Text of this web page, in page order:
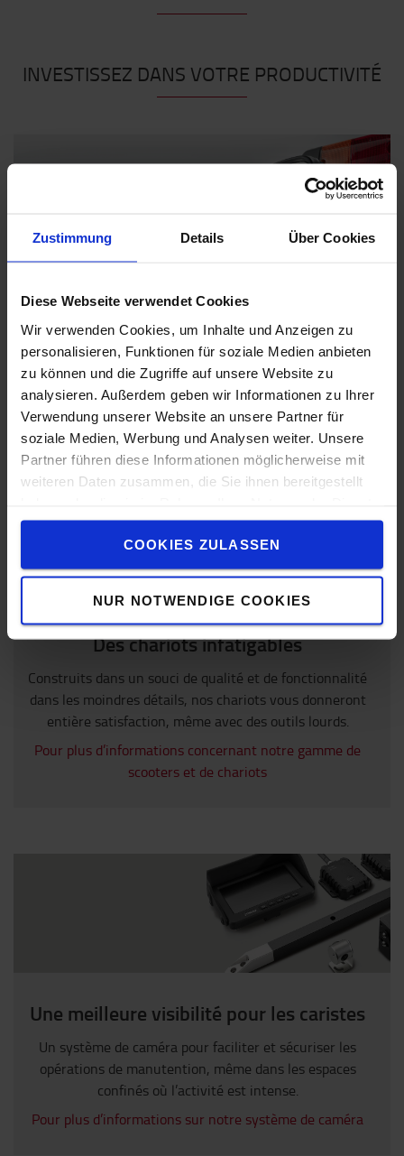
Zustimmung Details Über Cookies
Diese Webseite verwendet Cookies
Wir verwenden Cookies, um Inhalte und Anzeigen zu
personalisieren, Funktionen für soziale Medien anbieten
zu können und die Zugriffe auf unsere Website zu
analysieren. Außerdem geben wir Informationen zu Ihrer
Verwendung unserer Website an unsere Partner für
soziale Medien, Werbung und Analysen weiter. Unsere
Partner führen diese Informationen möglicherweise mit
weiteren Daten zusammen, die Sie ihnen bereitgestellt
gesammelt haben.
COOKIES ZULASSEN
NUR NOTWENDIGE COOKIES
INVESTISSEZ DANS VOTRE PRODUCTIVITÉ
Restez visible !
Restez visibile et en sécurité en choisissant le bon
éclairage, la bonne couleur, et la luminosité adaptée à
vos besoins.
Découvrir la gamme d'éclairage
Des chariots infatigables
Construits dans un souci de qualité et de fonctionnalité
dans les moindres détails, nos chariots vous donneront
entière satisfaction, même avec des outils lourds.
Pour plus d’informations concernant notre gamme de
scooters et de chariots
Une meilleure visibilité pour les caristes
Un système de caméra pour faciliter et sécuriser les
opérations de manutention, même dans les espaces
confinés où l’activité est intense.
Pour plus d’informations sur notre système de caméra